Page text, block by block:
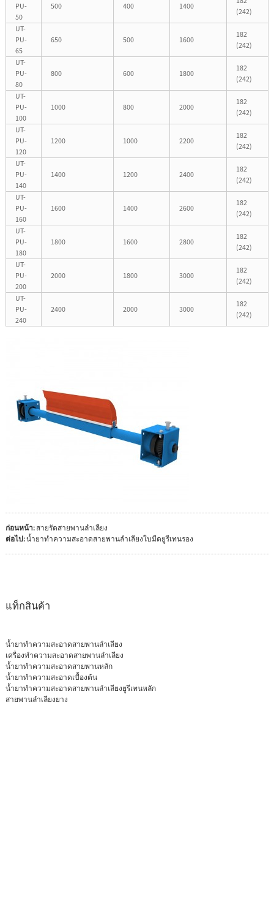
PU-
50
500 400 1400
(242)
UT-
PU-
65
650 500 1600
182
(242)
UT-
PU-
80
800 600 1800
182
(242)
UT-
PU-
100
1000 800 2000
182
(242)
UT-
PU-
120
1200 1000 2200
182
(242)
UT-
PU-
140
1400 1200 2400
182
(242)
UT-
PU-
160
1600 1400 2600
182
(242)
UT-
PU-
180
1800 1600 2800
182
(242)
UT-
PU-
200
2000 1800 3000
182
(242)
UT-
PU-
240
2400 2000 3000
182
(242)
ก่อนหน้า: สายรัดสายพานลำเลียง
ต่อไป:น้ำยาทำความสะอาดสายพานลำเลียงใบมีดยูรีเทนรอง
แท็กสินค้า
น้ำยาทำความสะอาดสายพานลำเลียง
เครื่องทำความสะอาดสายพานลำเลียง
น้ำยาทำความสะอาดสายพานหลัก
น้ำยาทำความสะอาดเบื้องต้น
น้ำยาทำความสะอาดสายพานลำเลียงยูรีเทนหลัก
สายพานลำเลียงยาง